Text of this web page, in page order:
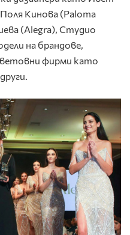
Кинова (Paloma
(Alegra), Студио
на брандове,
фирми като